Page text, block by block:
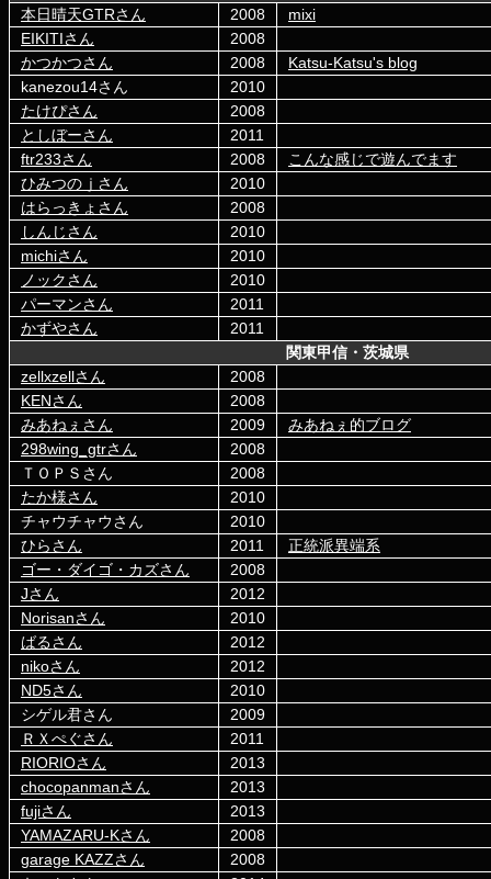
本日晴天GTRさん
2008
mixi
EIKITIさん
2008
かつかつさん
2008
Katsu-Katsu's blog
kanezou14さん
2010
たけぴさん
2008
としぼーさん
2011
ftr233さん
2008
こんな感じで遊んでます
ひみつのｊさん
2010
はらっきょさん
2008
しんじさん
2010
michiさん
2010
ノックさん
2010
パーマンさん
2011
かずやさん
2011
関東甲信・茨城県
zellxzellさん
2008
KENさん
2008
みあねぇさん
2009
みあねぇ的ブログ
298wing_gtrさん
2008
ＴＯＰＳさん
2008
たか様さん
2010
チャウチャウさん
2010
ひらさん
2011
正統派異端系
ゴー・ダイゴ・カズさん
2008
Jさん
2012
Norisanさん
2010
ばるさん
2012
nikoさん
2012
ND5さん
2010
シゲル君さん
2009
ＲＸぺぐさん
2011
RIORIOさん
2013
chocopanmanさん
2013
fujiさん
2013
YAMAZARU-Kさん
2008
garage KAZZさん
2008